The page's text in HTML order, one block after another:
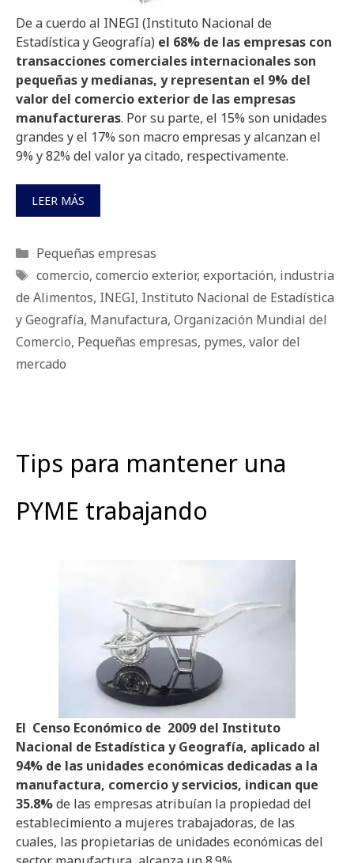
De a cuerdo al INEGI (Instituto Nacional de
Estadística y Geografía) el 68% de las empresas con
transacciones comerciales internacionales son
pequeñas y medianas, y representan el 9% del
valor del comercio exterior de las empresas
manufactureras. Por su parte, el 15% son unidades
grandes y el 17% son macro empresas y alcanzan el
9% y 82% del valor ya citado, respectivamente.
LEER MÁS
Categorías
Pequeñas empresas
Etiquetas
comercio, comercio exterior, exportación, industria
de Alimentos, INEGI, Instituto Nacional de Estadística
y Geografía, Manufactura, Organización Mundial del
Comercio, Pequeñas empresas, pymes, valor del
mercado
Tips para mantener una
PYME trabajando
El Censo Económico de 2009 del Instituto
Nacional de Estadística y Geografía, aplicado al
94% de las unidades económicas dedicadas a la
manufactura, comercio y servicios, indican que
35.8%de las empresas atribuían la propiedad del
establecimiento a mujeres trabajadoras, de las
cuales, las propietarias de unidades económicas del